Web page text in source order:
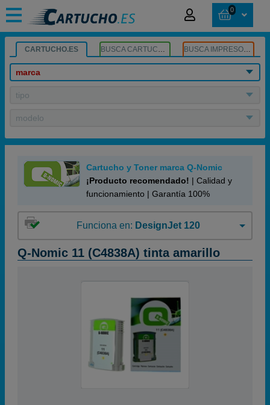
0
CARTUCHO.ES BUSCA CARTUCHOS BUSCA IMPRESORA
marca
tipo
modelo
Cartucho y Toner marca Q-Nomic
¡Producto recomendado! | Calidad y
funcionamiento | Garantía 100%
Funciona en: DesignJet 120
Q-Nomic 11 (C4838A) tinta amarillo